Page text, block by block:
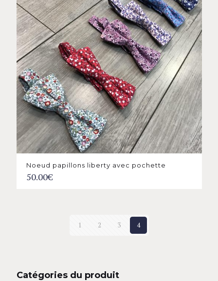
Noeud papillons liberty avec pochette
50.00€
1 2 3 4
Catégories du produit